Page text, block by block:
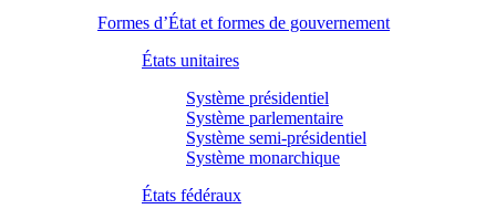
Formes d’État et formes de gouvernement
États unitaires
Système présidentiel
Système parlementaire
Système semi-présidentiel
Système monarchique
États fédéraux